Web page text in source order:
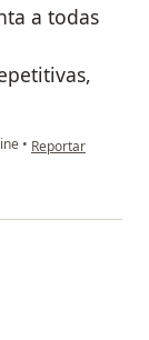
a todas
• en opinión del
Reportar